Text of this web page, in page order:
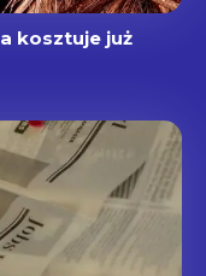
kosztuje już